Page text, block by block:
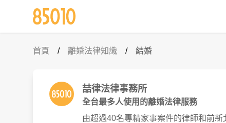
首頁 / 離婚法律知識 / 結婚
喆律法律事務所
全台最多人使用的離婚法律服務
由超過40名專精家事案件的律師和前